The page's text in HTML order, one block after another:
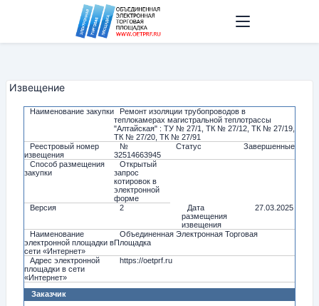
Извещение
Наименование закупки
Ремонт изоляции трубопроводов в
теплокамерах магистральной теплотрассы
"Алтайская" : ТУ № 27/1, ТК № 27/12, ТК № 27/19,
ТК № 27/20, ТК № 27/91
Реестровый номер
извещения
№
32514663945
Статус Завершенные
Способ размещения
закупки
Открытый
запрос
котировок в
электронной
форме
Версия
2
Дата
размещения
извещения
27.03.2025
Наименование
электронной площадки в
сети «Интернет»
Объединенная Электронная Торговая
Площадка
Адрес электронной
площадки в сети
«Интернет»
https://oetprf.ru
Заказчик